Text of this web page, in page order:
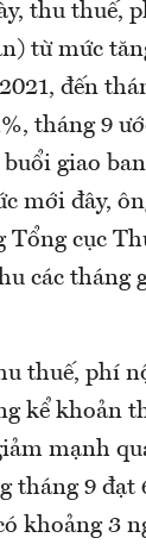
thu thuế,
từ mức
đến
tháng 9
giao
mới đây,
Tổng cục
các tháng
thuế, phí
kể khoản
mạnh
tháng 9 đạt
khoảng 3